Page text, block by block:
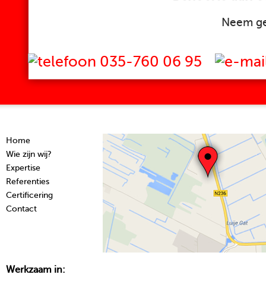
Neem
035-760 06 95
Home
Wie zijn wij?
Expertise
Referenties
Certificering
Contact
Werkzaam in: